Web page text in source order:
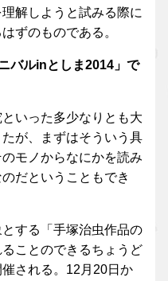
解しようと試みる際に
ずのものである。
バルinとしま2014」で
いった多少なりとも大
が、まずはそういう具
モノからなにかを読み
だということもでき
する「手塚治虫作品の
ことのできるちょうど
される。12月20日か